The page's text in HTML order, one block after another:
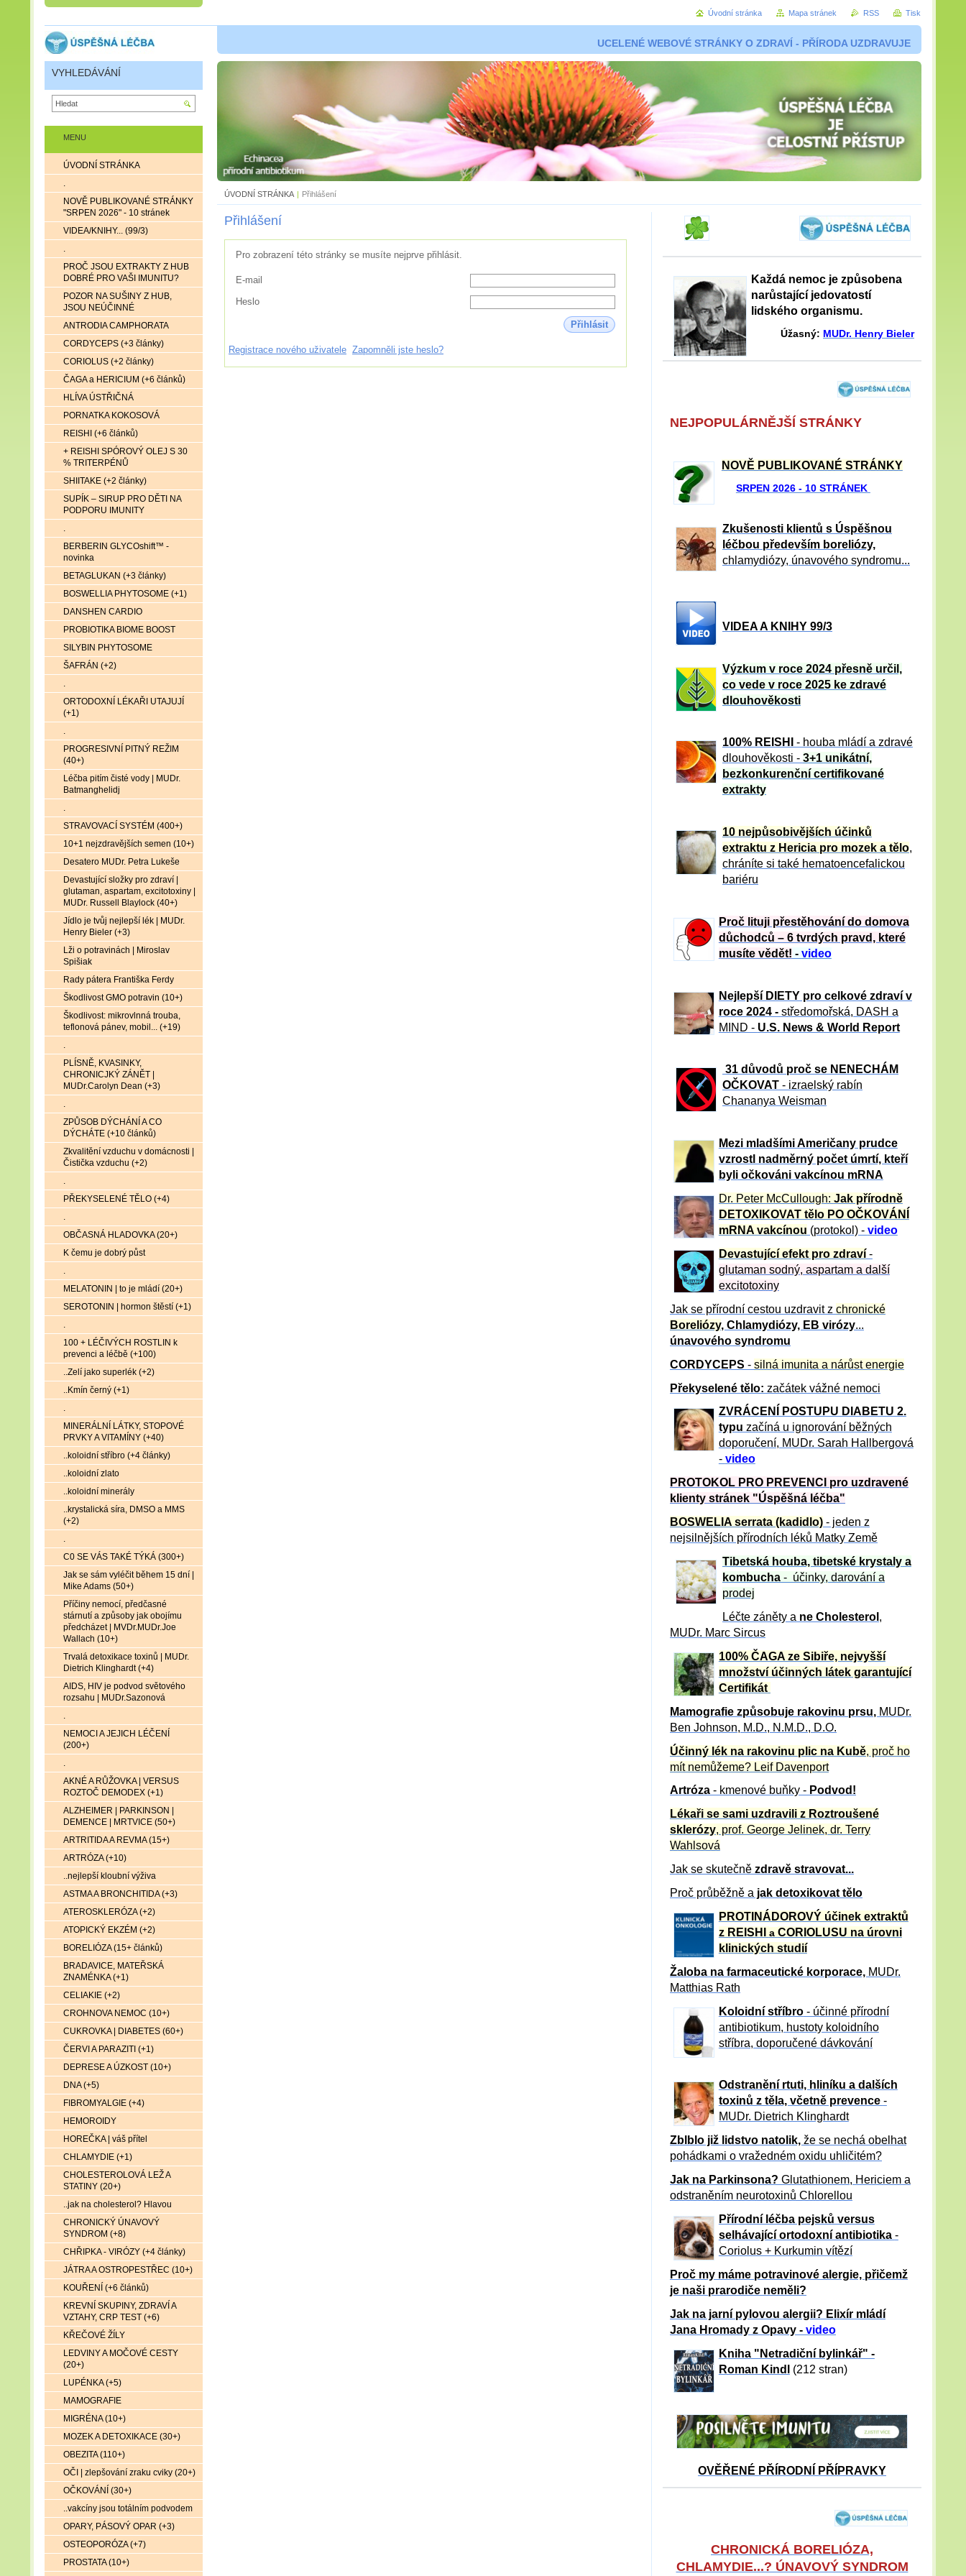
UCELENÉ WEBOVÉ STRÁNKY O ZDRAVÍ - PŘÍRODA UZDRAVUJE
ÚVODNÍ STRÁNKA | Přihlášení
Přihlášení
Pro zobrazení této stránky se musíte nejprve přihlásit.
E-mail
Heslo
Přihlásit
Registrace nového uživatele Zapomněli jste heslo?
Každá nemoc je způsobena
narůstající jedovatostí
lidského organismu.
Úžasný: MUDr. Henry Bieler
NEJPOPULÁRNĚJŠÍ STRÁNKY
NOVĚ PUBLIKOVANÉ STRÁNKY
SRPEN 2026 - 10 STRÁNEK
Zkušenosti klientů s Úspěšnou
léčbou především boreliózy,
chlamydiózy, únavového syndromu...
VIDEA A KNIHY 99/3
Výzkum v roce 2024 přesně určil,
co vede v roce 2025 ke zdravé
dlouhověkosti
100% REISHI
- houba mládí a zdravé
dlouhověkosti - 3+1 unikátní,
bezkonkurenční certifikované
extrakty
10 nejpůsobivějších účinků
extraktu z Hericia pro mozek a tělo,
chráníte si také hematoencefalickou
bariéru
Proč lituji přestěhování do domova
důchodců – 6 tvrdých pravd, které
musíte vědět! - video
Nejlepší DIETY pro celkové zdraví v
roce 2024 - středomořská, DASH a
MIND - U.S. News & World Report
31 důvod ů proč se NENECHÁM
OČKOVAT - izraelský rabín
Chananya Weisman
Mezi mladšími Američany prudce
vzrostl nadměrný počet úmrtí, kteří
byli očkováni vakcínou mRNA
Dr. Peter McCullough: Jak přírodně
DETOXIKOVAT tělo PO OČKOVÁNÍ
mRNA vakcínou (protokol) - video
Devastující efekt pro zdraví-
glutaman sodný, aspartam a další
excitotoxiny
Jak se přírodní cestou uzdravit z chronické
Boreliózy, Chlamydiózy, EB virózy...
únavového syndromu
CORDYCEPS - silná imunita a nárůst energie
Překyselené tělo: začátek vážné nemoci
ZVRÁCE NÍ POSTUPU DIABETU 2.
typu začíná u ignorování běžných
doporučení, MUDr. Sarah Hallbergová
- video
PROTOKOL PRO PREVENCI pro uzdravené
klienty stránek "Úspěšná léčba"
BOSWELIA serrata (kadidlo) - jeden z
nejsilnějších přírodních léků Matky Země
Tibetská houba, tibetské krystaly a
kombucha - účinky, darování a
prodej
Léčte záněty a ne Cholesterol ,
MUDr. Marc Sircus
100% ČAGA ze Sibiře, nejvyšší
množství účinných látek garantující
Certifikát
Mamografie způsobuje rakovinu prsu, MUDr.
Ben Johnson, M.D., N.M.D., D.O.
Účinný lék na rakovinu plic na Kubě, proč ho
mít nemůžeme? Leif Davenport
Artróza - kmenové buňky - Podvod!
Lékaři se sami uzdravili z Roztroušené
sklerózy, prof. George Jelinek, dr. Terry
Wahlsová
Jak se skutečně zdravě stravovat...
Proč průběžně a jak detoxikovat tělo
PROTINÁDOROVÝ účinek extraktů
z REISHI a CORIOLUSU na úrovni
klinických studií
Žaloba na farmaceutické korporace, MUDr.
Matthias Rath
Koloidní stříbro- účinné přírodní
antibiotikum, hustoty koloidního
stříbra, doporučené dávkování
Odstranění rtuti, hliníku a dalších
toxinů z těla, včetně prevence -
MUDr. Dietrich Klinghardt
Zblblo již lidstvo natolik, že se nechá obelhat
pohádkami o vražedném oxidu uhličitém?
Jak na Parkinsona? Glutathionem, Hericiem a
odstraněním neurotoxinů Chlorellou
Přírodní léčba pejsků versus
selhávající ortodoxní antibiotika -
Coriolus + Kurkumin vítězí
Proč my máme potravinové alergie, přičemž
je naši prarodiče neměli?
Jak na jarní pylovou alergii? Elixír mládí
Jana Hromady z Opavy - video
Kniha "Netradiční bylinkář" -
Roman Kindl
(212 stran)
OVĚŘENÉ PŘÍRODNÍ PŘÍPRAVKY
CHRONICKÁ BORELIÓZA,
CHLAMYDIE...? ÚNAVOVÝ SYNDROM
MENU
ÚVODNÍ STRÁNKA
.
NOVĚ PUBLIKOVANÉ STRÁNKY
"SRPEN 2026" - 10 stránek
VIDEA/KNIHY... (99/3)
.
PROČ JSOU EXTRAKTY Z HUB
DOBRÉ PRO VAŠI IMUNITU?
POZOR NA SUŠINY Z HUB,
JSOU NEÚČINNÉ
ANTRODIA CAMPHORATA
CORDYCEPS (+3 články)
CORIOLUS (+2 články)
ČAGA a HERICIUM (+6 článků)
HLÍVA ÚSTŘIČNÁ
PORNATKA KOKOSOVÁ
REISHI (+6 článků)
+ REISHI SPÓROVÝ OLEJ S 30
% TRITERPÉNŮ
SHIITAKE (+2 články)
SUPÍK – SIRUP PRO DĚTI NA
PODPORU IMUNITY
.
BERBERIN GLYCOshift™ -
novinka
BETAGLUKAN (+3 články)
BOSWELLIA PHYTOSOME (+1)
DANSHEN CARDIO
PROBIOTIKA BIOME BOOST
SILYBIN PHYTOSOME
ŠAFRÁN (+2)
.
ORTODOXNÍ LÉKAŘI UTAJUJÍ
(+1)
.
PROGRESIVNÍ PITNÝ REŽIM
(40+)
Léčba pitím čisté vody | MUDr.
Batmanghelidj
.
STRAVOVACÍ SYSTÉM (400+)
10+1 nejzdravějších semen (10+)
Desatero MUDr. Petra Lukeše
Devastující složky pro zdraví |
glutaman, aspartam, excitotoxiny |
MUDr. Russell Blaylock (40+)
Jídlo je tvůj nejlepší lék | MUDr.
Henry Bieler (+3)
Lži o potravinách | Miroslav
Spišiak
Rady pátera Františka Ferdy
Škodlivost GMO potravin (10+)
Škodlivost: mikrovlnná trouba,
teflonová pánev, mobil... (+19)
.
PLÍSNĚ, KVASINKY,
CHRONICJKÝ ZÁNĚT |
MUDr.Carolyn Dean (+3)
.
ZPŮSOB DÝCHÁNÍ A CO
DÝCHÁTE (+10 článků)
Zkvalitění vzduchu v domácnosti |
Čistička vzduchu (+2)
.
PŘEKYSELENÉ TĚLO (+4)
.
OBČASNÁ HLADOVKA (20+)
K čemu je dobrý půst
.
MELATONIN | to je mládí (20+)
SEROTONIN | hormon štěstí (+1)
.
100 + LÉČIVÝCH ROSTLIN k
prevenci a léčbě (+100)
..Zelí jako superlék (+2)
..Kmín černý (+1)
.
MINERÁLNÍ LÁTKY, STOPOVÉ
PRVKY A VITAMÍNY (+40)
..koloidní stříbro (+4 články)
..koloidní zlato
..koloidní minerály
..krystalická síra, DMSO a MMS
(+2)
.
C0 SE VÁS TAKÉ TÝKÁ (300+)
Jak se sám vyléčit během 15 dní |
Mike Adams (50+)
Příčiny nemocí, předčasné
stárnutí a způsoby jak obojímu
předcházet | MVDr.MUDr.Joe
Wallach (10+)
Trvalá detoxikace toxinů | MUDr.
Dietrich Klinghardt (+4)
AIDS, HIV je podvod světového
rozsahu | MUDr.Sazonová
.
NEMOCI A JEJICH LÉČENÍ
(200+)
.
AKNÉ A RŮŽOVKA | VERSUS
ROZTOČ DEMODEX (+1)
ALZHEIMER | PARKINSON |
DEMENCE | MRTVICE (50+)
ARTRITIDA A REVMA (15+)
ARTRÓZA (+10)
..nejlepší kloubní výživa
ASTMA A BRONCHITIDA (+3)
ATEROSKLERÓZA (+2)
ATOPICKÝ EKZÉM (+2)
BORELIÓZA (15+ článků)
BRADAVICE, MATEŘSKÁ
ZNAMÉNKA (+1)
CELIAKIE (+2)
CROHNOVA NEMOC (10+)
CUKROVKA | DIABETES (60+)
ČERVI A PARAZITI (+1)
DEPRESE A ÚZKOST (10+)
DNA (+5)
FIBROMYALGIE (+4)
HEMOROIDY
HOREČKA | váš přítel
CHLAMYDIE (+1)
CHOLESTEROLOVÁ LEŽ A
STATINY (20+)
..jak na cholesterol? Hlavou
CHRONICKÝ ÚNAVOVÝ
SYNDROM (+8)
CHŘIPKA - VIRÓZY (+4 články)
JÁTRA A OSTROPESTŘEC (10+)
KOUŘENÍ (+6 článků)
KREVNÍ SKUPINY, ZDRAVÍ A
VZTAHY, CRP TEST (+6)
KŘEČOVÉ ŽÍLY
LEDVINY A MOČOVÉ CESTY
(20+)
LUPÉNKA (+5)
MAMOGRAFIE
MIGRÉNA (10+)
MOZEK A DETOXIKACE (30+)
OBEZITA (110+)
OČI | zlepšování zraku cviky (20+)
OČKOVÁNÍ (30+)
..vakcíny jsou totálním podvodem
OPARY, PÁSOVÝ OPAR (+3)
OSTEOPORÓZA (+7)
PROSTATA (10+)
VYHLEDÁVÁNÍ
Úvodní stránka Mapa stránek RSS Tisk